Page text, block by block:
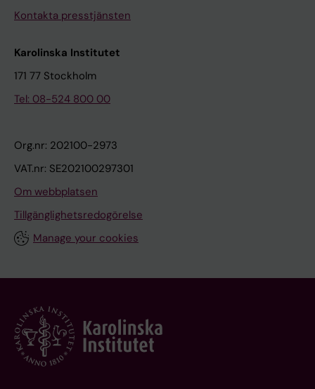
Kontakta presstjänsten
Karolinska Institutet
171 77 Stockholm
Tel: 08-524 800 00
Org.nr: 202100-2973
VAT.nr: SE202100297301
Om webbplatsen
Tillgänglighetsredogörelse
Manage your cookies